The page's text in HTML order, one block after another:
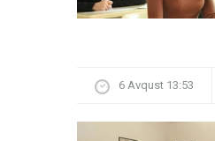
6 Avqust 13:53